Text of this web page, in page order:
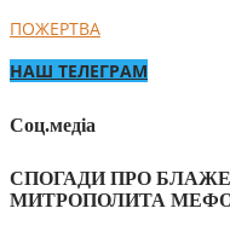
ПОЖЕРТВА
НАШ ТЕЛЕГРАМ
Соц.медіа
СПОГАДИ ПРО
МИТРОПОЛИТА